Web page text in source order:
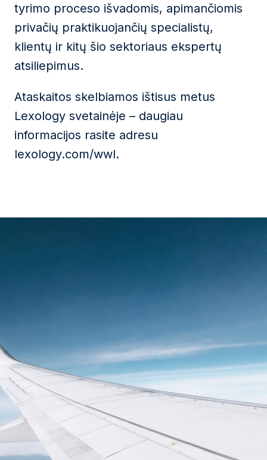
tyrimo proceso išvadomis, apimančiomis
privačių praktikuojančių specialistų,
klientų ir kitų šio sektoriaus ekspertų
atsiliepimus.
Ataskaitos skelbiamos ištisus metus
Lexology svetainėje – daugiau
informacijos rasite adresu
lexology.com/wwl.